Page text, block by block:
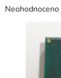
Průměrné
Neohodnoceno